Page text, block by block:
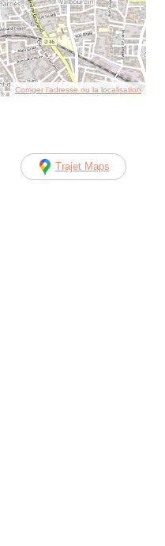
Corriger l’adresse ou la localisation
Trajet Maps